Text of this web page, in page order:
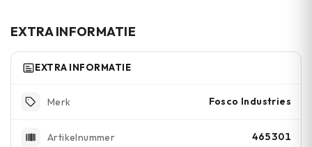
EXTRA INFORMATIE
EXTRA INFORMATIE
Merk Fosco Industries
Artikelnummer 465301